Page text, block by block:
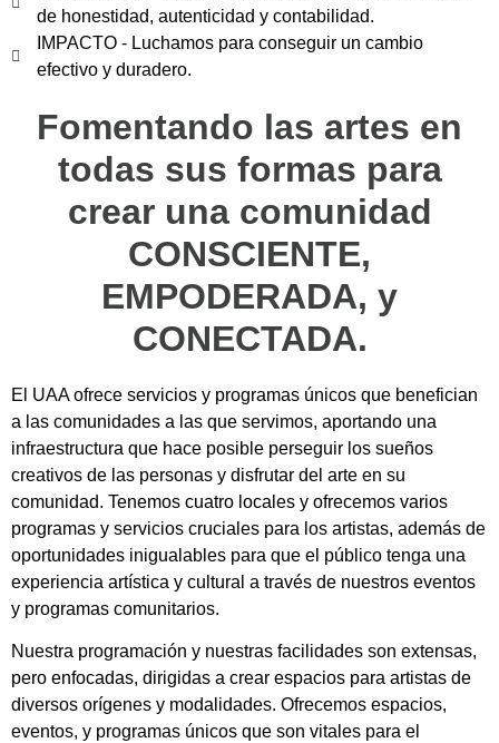
de honestidad, autenticidad y contabilidad.
IMPACTO - Luchamos para conseguir un cambio
efectivo y duradero.
Fomentando las artes en
todas sus formas para
crear una comunidad
CONSCIENTE,
EMPODERADA, y
CONECTADA.
El UAA ofrece servicios y programas únicos que benefician
a las comunidades a las que servimos, aportando una
infraestructura que hace posible perseguir los sueños
creativos de las personas y disfrutar del arte en su
comunidad. Tenemos cuatro locales y ofrecemos varios
programas y servicios cruciales para los artistas, además de
oportunidades inigualables para que el público tenga una
experiencia artística y cultural a través de nuestros eventos
y programas comunitarios.
Nuestra programación y nuestras facilidades son extensas,
pero enfocadas, dirigidas a crear espacios para artistas de
diversos orígenes y modalidades. Ofrecemos espacios,
eventos, y programas únicos que son vitales para el